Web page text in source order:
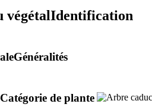
Identification
Généralités
Catégorie de plante